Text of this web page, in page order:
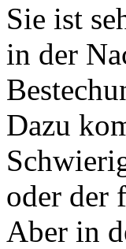
Sie ist
in der
Dazu
oder der
Aber in